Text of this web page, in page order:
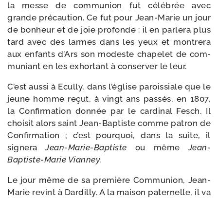
la messe de com­mu­nion fut célé­brée avec
grande pré­cau­tion. Ce fut pour Jean-​Marie un jour
de bon­heur et de joie pro­fonde : il en par­le­ra plus
tard avec des larmes dans les yeux et mon­tre­ra
aux enfants d’Ars son modeste cha­pe­let de com­
mu­niant en les exhor­tant à conser­ver le leur.
C’est aus­si à Ecully, dans l’église parois­siale que le
jeune homme reçut, à vingt ans pas­sés, en 1807,
la Confirmation don­née par le car­di­nal Fesch. Il
choi­sit alors saint Jean-​Baptiste comme patron de
Confirmation ; c’est pour­quoi, dans la suite, il
signe­raJean-​Marie-​Baptiste ou mêmeJean-​
Baptiste-​Marie Vianney.
Le jour même de sa pre­mière Communion, Jean-​
Marie revint à Dardilly. A la mai­son pater­nelle, il va